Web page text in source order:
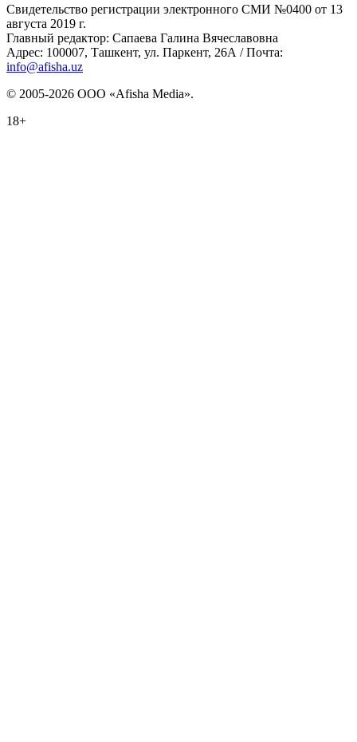
Свидетельство регистрации электронного СМИ №0400 от 13
августа 2019 г.
Главный редактор: Сапаева Галина Вячеславовна
Адрес: 100007, Ташкент, ул. Паркент, 26А / Почта:
info@afisha.uz
© 2005-2026 ООО «Afisha Media».
18+